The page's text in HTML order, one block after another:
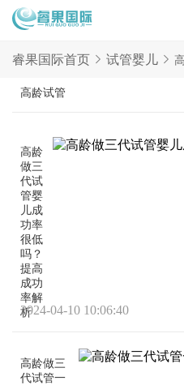
首页
试管项目
试管费用
试管医院
睿果国际
睿果国际首页 试管婴儿
高龄试管
高龄
做三
代试
管婴
儿成
功率
很低
吗？
提高
成功
率解
析
2024-04-10 10:06:40
高龄做三
代试管一